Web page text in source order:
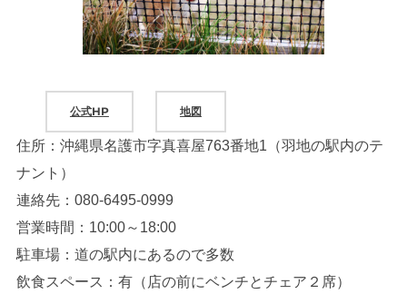
公式HP 地図
住所：沖縄県名護市字真喜屋763番地1（羽地の駅内のテ
ナント）
連絡先：080-6495-0999
営業時間：10:00～18:00
駐車場：道の駅内にあるので多数
飲食スペース：有（店の前にベンチとチェア２席）